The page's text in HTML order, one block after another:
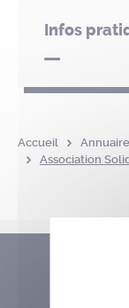
Infos
Accueil Annuaire
Association